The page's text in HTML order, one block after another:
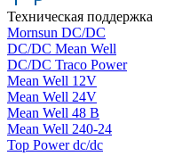
Техническая поддержка
Mornsun DC/DC
DC/DC Mean Well
DC/DC Traco Power
Mean Well 12V
Mean Well 24V
Mean Well 48 В
Mean Well 240-24
Top Power dc/dc